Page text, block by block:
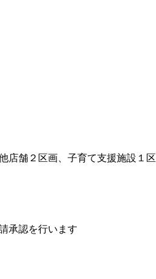
店舗２区画、子育て支援施設１
承認を行います